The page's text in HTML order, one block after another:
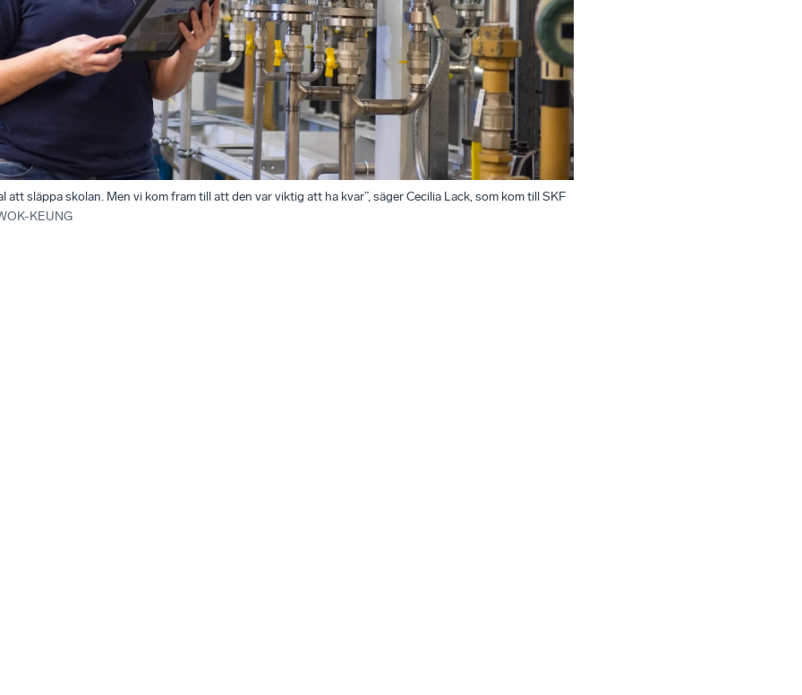
att släppa skolan. Men vi kom fram till att den var viktig att ha kvar”, säger Cecilia Lack, som kom till SKF
KEUNG